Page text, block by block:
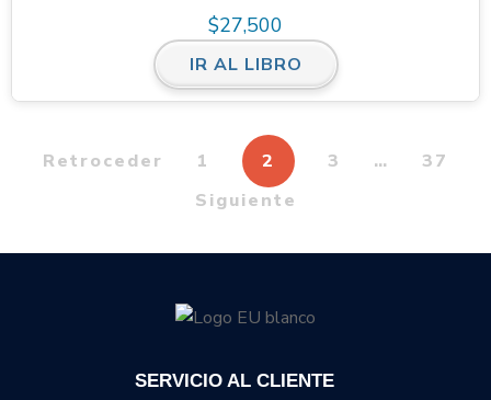
$27,500
IR AL LIBRO
Retroceder 1 2 3 …
37
Siguiente
SERVICIO AL CLIENTE